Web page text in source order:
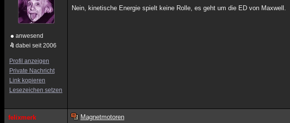
anwesend
dabei seit 2006
Profil anzeigen
Private Nachricht
Link kopieren
Lesezeichen setzen
Nein, kinetische Energie spielt keine Rolle, es geht um die ED von Maxwell.
felixmerk Magnetmotoren